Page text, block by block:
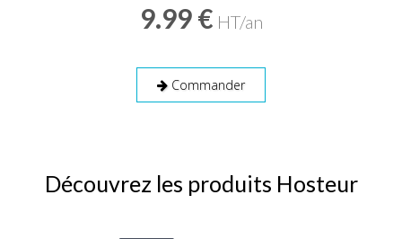
9.99 € HT/an
Commander
Découvrez les produits Hosteur